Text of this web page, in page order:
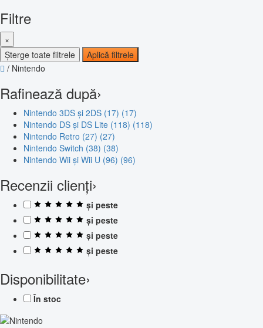
Filtre
×
Șterge toate filtrele
Aplică filtrele
/ Nintendo
Rafinează după›
Nintendo 3DS și 2DS (17) (17)
Nintendo DS și DS Lite (118) (118)
Nintendo Retro (27) (27)
Nintendo Switch (38) (38)
Nintendo Wii și Wii U (96) (96)
Recenzii clienți›
și peste
și peste
și peste
și peste
Disponibilitate›
În stoc